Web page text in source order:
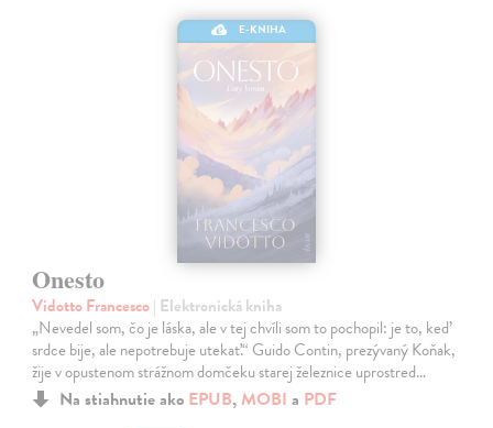
E-KNIHA
Onesto
Vidotto Francesco| Elektronická kniha
„Nevedel som, čo je láska, ale v tej chvíli som to pochopil: je to, keď
srdce bije, ale nepotrebuje utekať.“ Guido Contin, prezývaný Koňak,
žije v opustenom strážnom domčeku starej železnice uprostred…
Na stiahnutie ako EPUB, MOBI a PDF